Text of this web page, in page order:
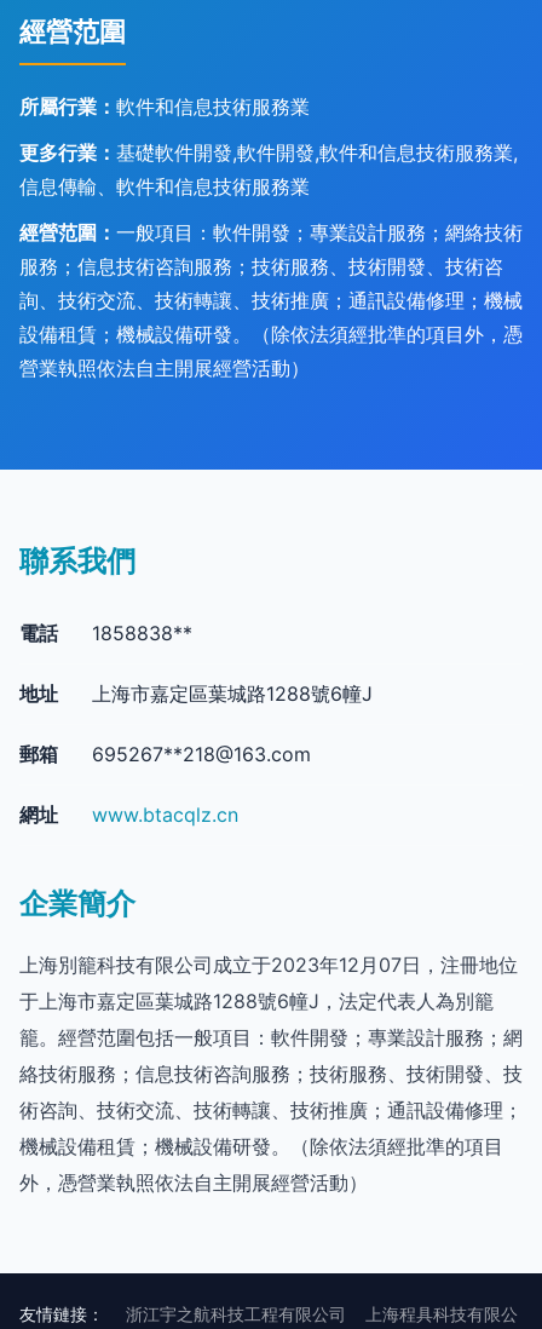
經營范圍
所屬行業： 軟件和信息技術服務業
更多行業： 基礎軟件開發,軟件開發,軟件和信息技術服務業,
信息傳輸、軟件和信息技術服務業
經營范圍： 一般項目：軟件開發；專業設計服務；網絡技術
服務；信息技術咨詢服務；技術服務、技術開發、技術咨
詢、技術交流、技術轉讓、技術推廣；通訊設備修理；機械
設備租賃；機械設備研發。（除依法須經批準的項目外，憑
營業執照依法自主開展經營活動）
聯系我們
電話 1858838**
地址 上海市嘉定區葉城路1288號6幢J
郵箱 695267**218@163.com
網址 www.btacqlz.cn
企業簡介
上海別籠科技有限公司成立于2023年12月07日，注冊地位
于上海市嘉定區葉城路1288號6幢J，法定代表人為別籠
籠。經營范圍包括一般項目：軟件開發；專業設計服務；網
絡技術服務；信息技術咨詢服務；技術服務、技術開發、技
術咨詢、技術交流、技術轉讓、技術推廣；通訊設備修理；
機械設備租賃；機械設備研發。（除依法須經批準的項目
外，憑營業執照依法自主開展經營活動）
友情鏈接： 浙江宇之航科技工程有限公司
上海程具科技有限公